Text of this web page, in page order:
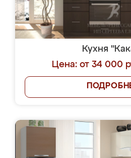
Кухня
Цена: от 34 000